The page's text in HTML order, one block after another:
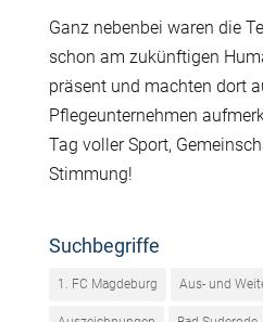
Ganz nebenbei waren die
schon am zukünftigen
präsent und machten dort
Pflegeunternehmen
Tag voller Sport,
Stimmung!
Suchbegriffe
1. FC Magdeburg Aus- und